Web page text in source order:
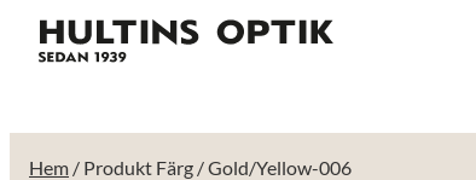
Hem / Produkt Färg / Gold/Yellow-006